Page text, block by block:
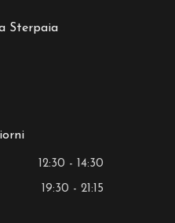
Sterpaia
12:30 - 14:30
19:30 - 21:15